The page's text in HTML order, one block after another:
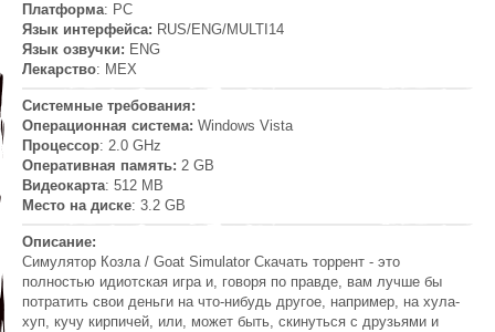
Платформа: PC
Язык интерфейса: RUS/ENG/MULTI14
Язык озвучки: ENG
Лекарство: MEX
Системные требования:
Операционная система: Windows Vista
Процессор: 2.0 GHz
Оперативная память: 2 GB
Видеокарта: 512 MB
Место на диске: 3.2 GB
Описание:
Симулятор Козла / Goat Simulator Скачать торрент - это
полностью идиотская игра и, говоря по правде, вам лучше бы
потратить свои деньги на что-нибудь другое, например, на хула-
хуп, кучу кирпичей, или, может быть, скинуться с друзьями и